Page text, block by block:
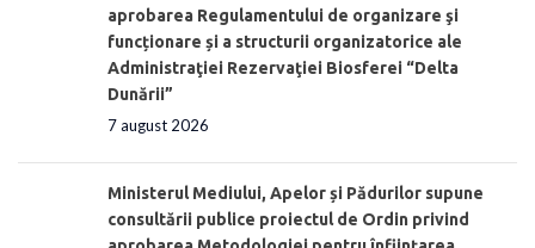
aprobarea Regulamentului de organizare şi
funcționare și a structurii organizatorice ale
Administraţiei Rezervaţiei Biosferei “Delta
Dunării”
7 august 2026
Ministerul Mediului, Apelor și Pădurilor supune
consultării publice proiectul de Ordin privind